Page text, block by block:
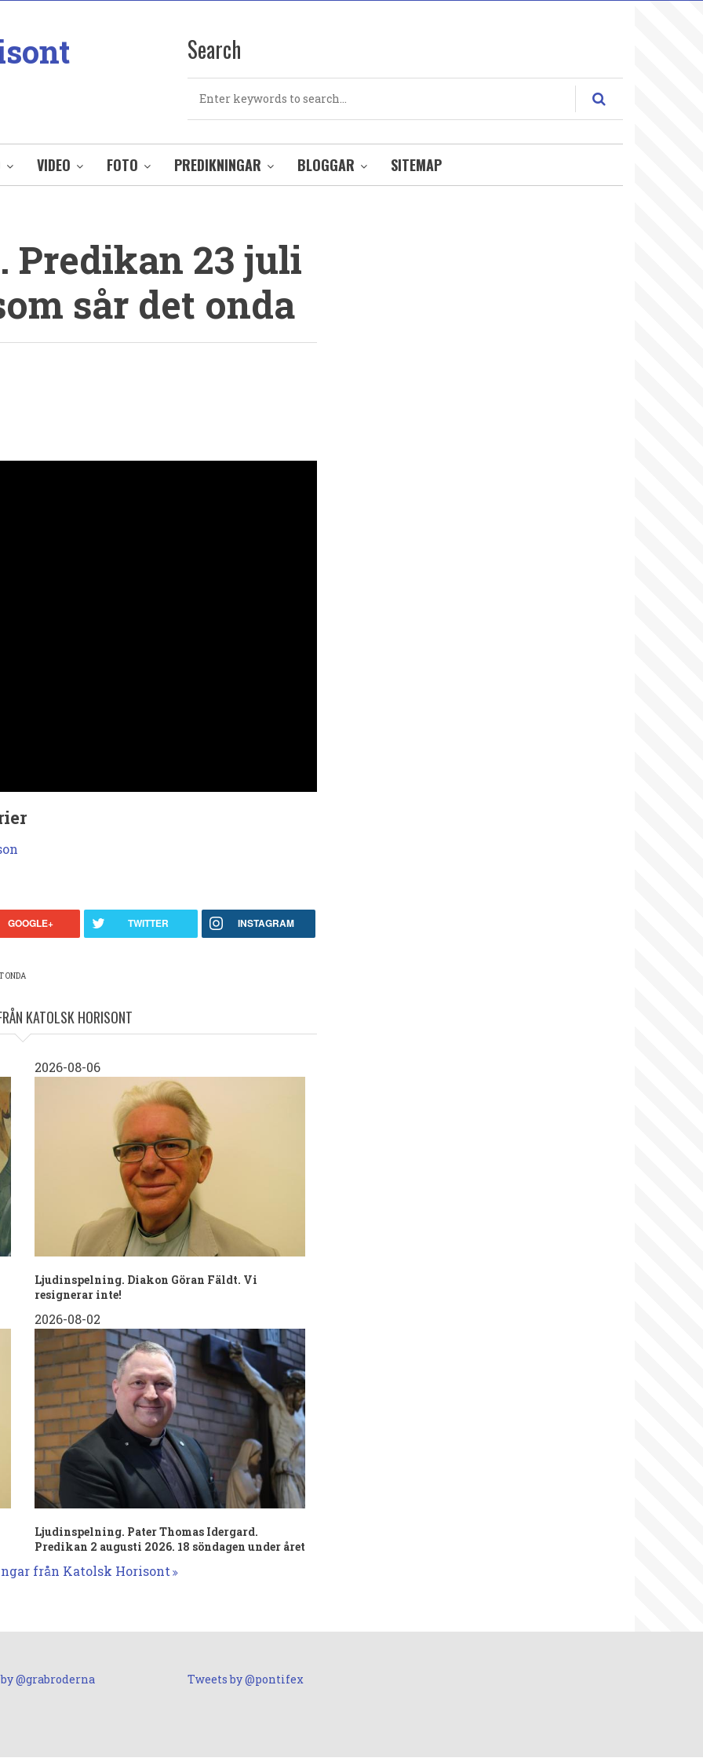
Search
VIDEO FOTO PREDIKNINGAR BLOGGAR SITEMAP
Predikan 23 juli
sår det onda
GOOGLE+ TWITTER INSTAGRAM
ONDA
KATOLSK HORISONT
2026-08-06
Ljudinspelning. Diakon Göran Fäldt. Vi
resignerar inte!
2026-08-02
Ljudinspelning. Pater Thomas Idergard.
Predikan 2 augusti 2026. 18 söndagen under året
från Katolsk Horisont
@grabroderna Tweets by @pontifex